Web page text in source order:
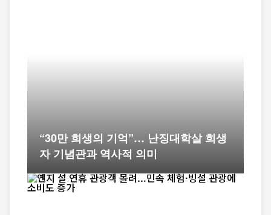
“30만 희생의 기억”… 난징대학살 희생
자 기념관과 역사적 의미